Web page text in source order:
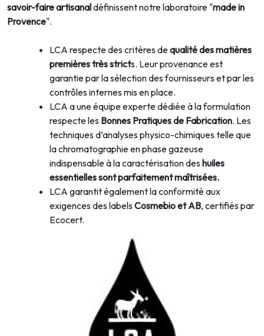
savoir-faire artisanaldéfinissent notre laboratoire "made in
Provence".
LCA respecte des critères dequalité des matières
premières très stricts. Leur provenance est
garantie par la sélection des fournisseurs et par les
contrôles internes mis en place.
LCA a une équipe experte dédiée à la formulation
respecte les Bonnes Pratiques de Fabrication. Les
techniques d’analyses physico-chimiques telle que
la chromatographie en phase gazeuse
indispensable à la caractérisation des huiles
essentielles sont parfaitement maîtrisées.
LCA garantit également la conformité aux
exigences des labels Cosmebio et AB, certifiés par
Ecocert.